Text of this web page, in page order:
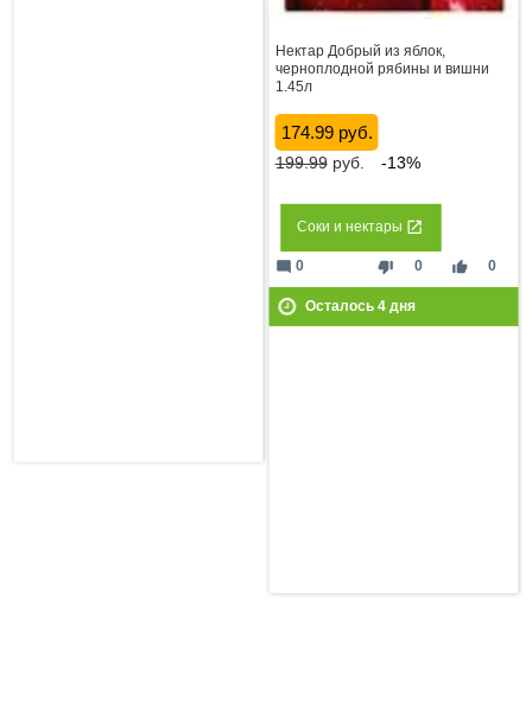
Нектар Добрый из яблок,
черноплодной рябины и вишни
1.45л
174.99 руб.
199.99руб. -13%
Соки и нектары
thumb_down 0 thumb_up 0
mode_comment 0
Осталось 4дня